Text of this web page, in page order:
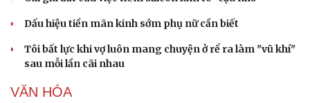
Dấu hiệu tiền mãn kinh sớm phụ nữ cần biết
Tôi bất lực khi vợ luôn mang chuyện ở rể ra làm "vũ khí"
sau mỗi lần cãi nhau
VĂN HÓA